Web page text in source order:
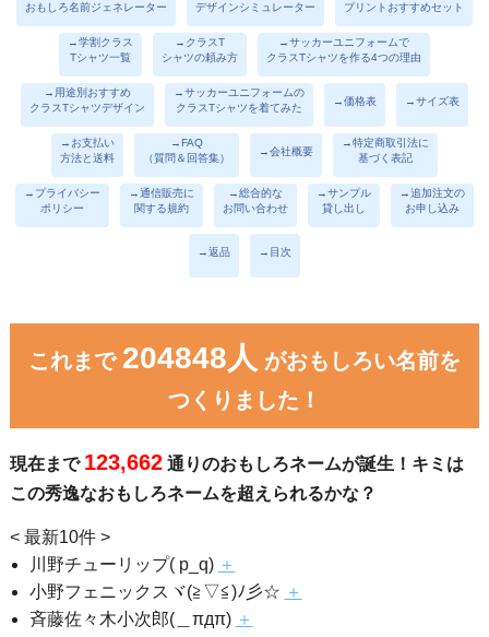
おもしろ名前ジェネレーター
デザインシミュレーター
プリントおすすめセット
→学割クラス
Tシャツ一覧
→クラスT
シャツの頼み方
→サッカーユニフォームで
クラスTシャツを作る4つの理由
→用途別おすすめ
クラスTシャツデザイン
→サッカーユニフォームの
クラスTシャツを着てみた
→価格表 →サイズ表
→お支払い
方法と送料
→FAQ
（質問＆回答集）
→会社概要
→特定商取引法に
基づく表記
→プライバシー
ポリシー
→通信販売に
関する規約
→総合的な
お問い合わせ
→サンプル
貸し出し
→追加注文の
お申し込み
→返品 →目次
これまで 204848人 がおもしろい名前を
つくりました！
現在まで 123,662通りのおもしろネームが誕生！キミは
この秀逸なおもしろネームを超えられるかな？
< 最新10件 >
川野チューリップ( p_q) ＋
小野フェニックスヾ(≧▽≦)ﾉ彡☆ ＋
斉藤佐々木小次郎(＿πдπ) ＋